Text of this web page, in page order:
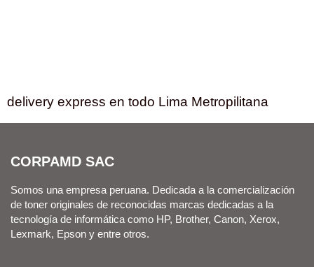
delivery express en todo Lima Metropilitana
CORPAMD SAC
Somos una empresa peruana. Dedicada a la comercialización
de toner originales de reconocidas marcas dedicadas a la
tecnología de informática como HP, Brother, Canon, Xerox,
Lexmark, Epson y entre otros.